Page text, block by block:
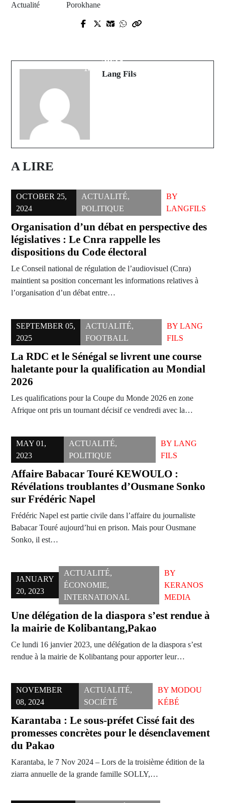
Actualité
Porokhane
Prev Post
2024
Next Post
Mimi Touré
Lang Fils
A LIRE
OCTOBER 25,
2024
ACTUALITÉ,
POLITIQUE
BY
LANGFILS
Organisation d’un débat en perspective des
législatives : Le Cnra rappelle les
dispositions du Code électoral
Le Conseil national de régulation de l’audiovisuel (Cnra)
maintient sa position concernant les informations relatives à
l’organisation d’un débat entre…
SEPTEMBER 05,
2025
ACTUALITÉ,
FOOTBALL
BYLANG
FILS
La RDC et le Sénégal se livrent une course
haletante pour la qualification au Mondial
2026
Les qualifications pour la Coupe du Monde 2026 en zone
Afrique ont pris un tournant décisif ce vendredi avec la…
MAY 01,
2023
ACTUALITÉ,
POLITIQUE
BY LANG
FILS
Affaire Babacar Touré KEWOULO :
Révélations troublantes d’Ousmane Sonko
sur Frédéric Napel
Frédéric Napel est partie civile dans l’affaire du journaliste
Babacar Touré aujourd’hui en prison. Mais pour Ousmane
Sonko, il est…
JANUARY
20, 2023
ACTUALITÉ,
ÉCONOMIE,
INTERNATIONAL
BY
KERANOS
MEDIA
Une délégation de la diaspora s’est rendue à
la mairie de Kolibantang,Pakao
Ce lundi 16 janvier 2023, une délégation de la diaspora s’est
rendue à la mairie de Kolibantang pour apporter leur…
NOVEMBER
08, 2024
ACTUALITÉ,
SOCIÉTÉ
BY MODOU
KÉBÉ
Karantaba : Le sous-préfet Cissé fait des
promesses concrètes pour le désenclavement
du Pakao
Karantaba, le 7 Nov 2024 – Lors de la troisième édition de la
ziarra annuelle de la grande famille SOLLY,…